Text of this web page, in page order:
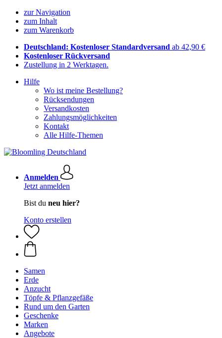
zur Navigation
zum Inhalt
zum Warenkorb
Deutschland: Kostenloser Standardversand ab 42,90 €
Kostenloser Rückversand
Zustellung in 2 Werktagen.
Hilfe
Wo ist meine Bestellung?
Rücksendungen
Versandkosten
Zahlungsmöglichkeiten
Kontakt
Alle Hilfe-Themen
Anmelden
Jetzt anmelden
Bist du neu hier?
Konto erstellen
Samen
Erde
Anzucht
Töpfe & Pflanzgefäße
Rund um den Garten
Geschenke
Marken
Angebote